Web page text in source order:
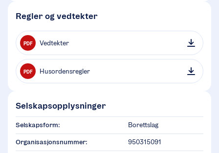
Regler og vedtekter
PDF Vedtekter
PDF Husordensregler
Selskapsopplysninger
Selskapsform: Borettslag
Organisasjonsnummer: 950315091